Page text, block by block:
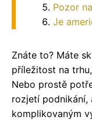
Pozor
Je
Znáte to? Máte
příležitost na
Nebo prostě
rozjetí podnikání,
komplikovaným